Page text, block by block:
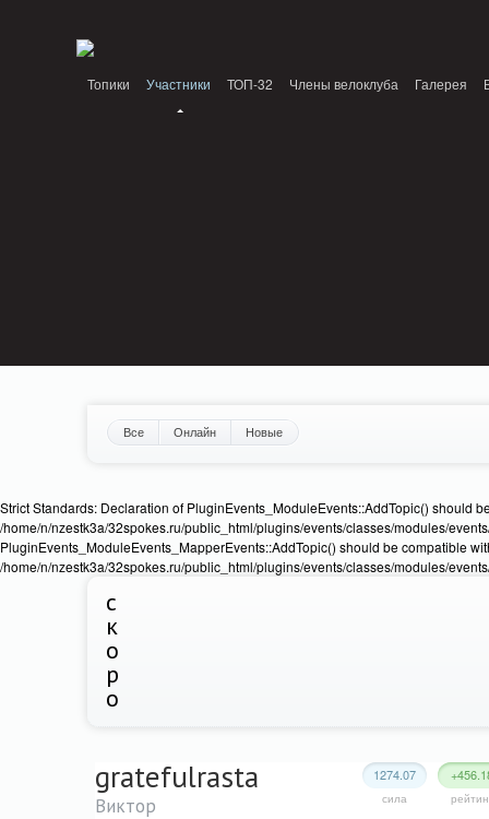
Топики Участники ТОП-32 Члены велоклуба Галерея
Все Онлайн Новые
Strict Standards: Declaration of PluginEvents_ModuleEvents::AddTopic() should
/home/n/nzestk3a/32spokes.ru/public_html/plugins/events/classes/modules/
PluginEvents_ModuleEvents_MapperEvents::AddTopic() should be compatible
/home/n/nzestk3a/32spokes.ru/public_html/plugins/events/classes/modules/
с
к
о
р
о
1274.07
сила
gratefulrasta
Виктор